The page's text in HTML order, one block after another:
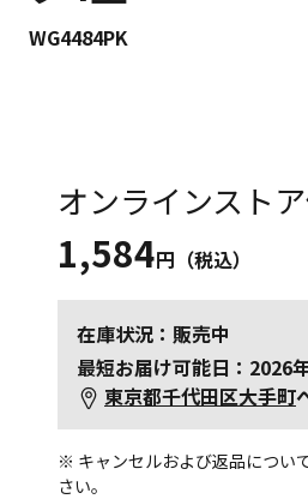
WG4484PK
オンラインスト
1,584円（税込）
在庫状況：販売中
最短お届け可能日：2026
東京都千代田区大手町
※ キャンセルおよび返品につい
さい。